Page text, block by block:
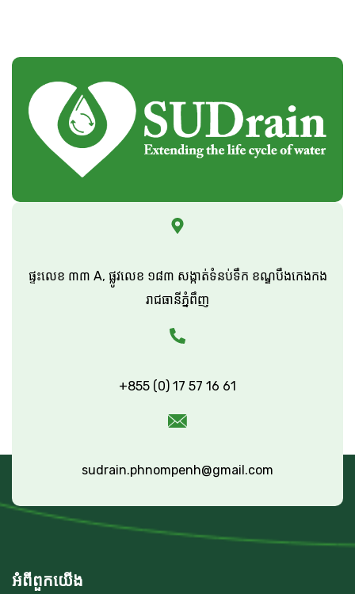
ផ្ទះលេខ ៣៣ A, ផ្លូវលេខ ១៨៣ សង្កាត់ទំនប់ទឹក ខណ្ឌបឹងកេងកង
រាជធានីភ្នំពឹញ
+855 (0) 17 57 16 61
sudrain.phnompenh@gmail.com
អំពីពួកយើង